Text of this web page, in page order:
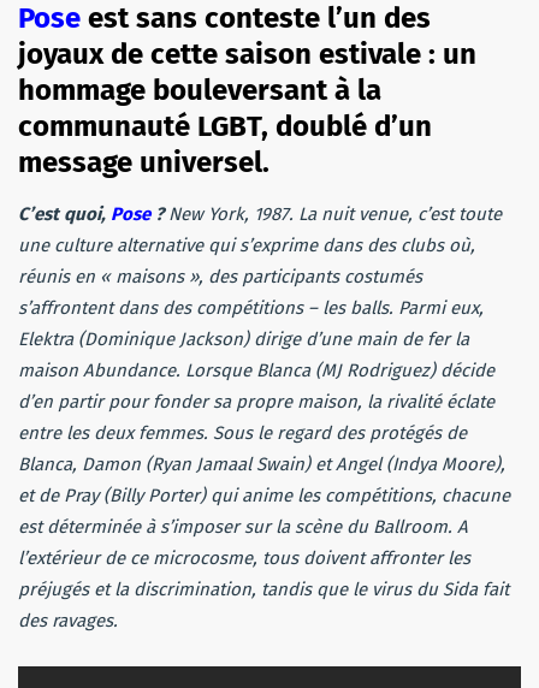
Pose est sans conteste l’un des
joyaux de cette saison estivale : un
hommage bouleversant à la
communauté LGBT, doublé d’un
message universel.
C’est quoi, Pose ?New York, 1987. La nuit venue, c’est toute
une culture alternative qui s’exprime dans des clubs où,
réunis en « maisons », des participants costumés
s’affrontent dans des compétitions – les balls. Parmi eux,
Elektra (Dominique Jackson) dirige d’une main de fer la
maison Abundance. Lorsque Blanca (MJ Rodriguez) décide
d’en partir pour fonder sa propre maison, la rivalité éclate
entre les deux femmes. Sous le regard des protégés de
Blanca, Damon (Ryan Jamaal Swain) et Angel (Indya Moore),
et de Pray (Billy Porter) qui anime les compétitions, chacune
est déterminée à s’imposer sur la scène du Ballroom. A
l’extérieur de ce microcosme, tous doivent affronter les
préjugés et la discrimination, tandis que le virus du Sida fait
des ravages.